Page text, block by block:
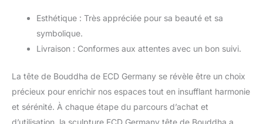
Esthétique : Très appréciée pour sa beauté et sa
symbolique.
Livraison : Conformes aux attentes avec un bon suivi.
La tête de Bouddha de ECD Germany se révèle être un choix
précieux pour enrichir nos espaces tout en insufflant harmonie
et sérénité. À chaque étape du parcours d’achat et
d’utilisation, la sculpture ECD Germany tête de Bouddha a